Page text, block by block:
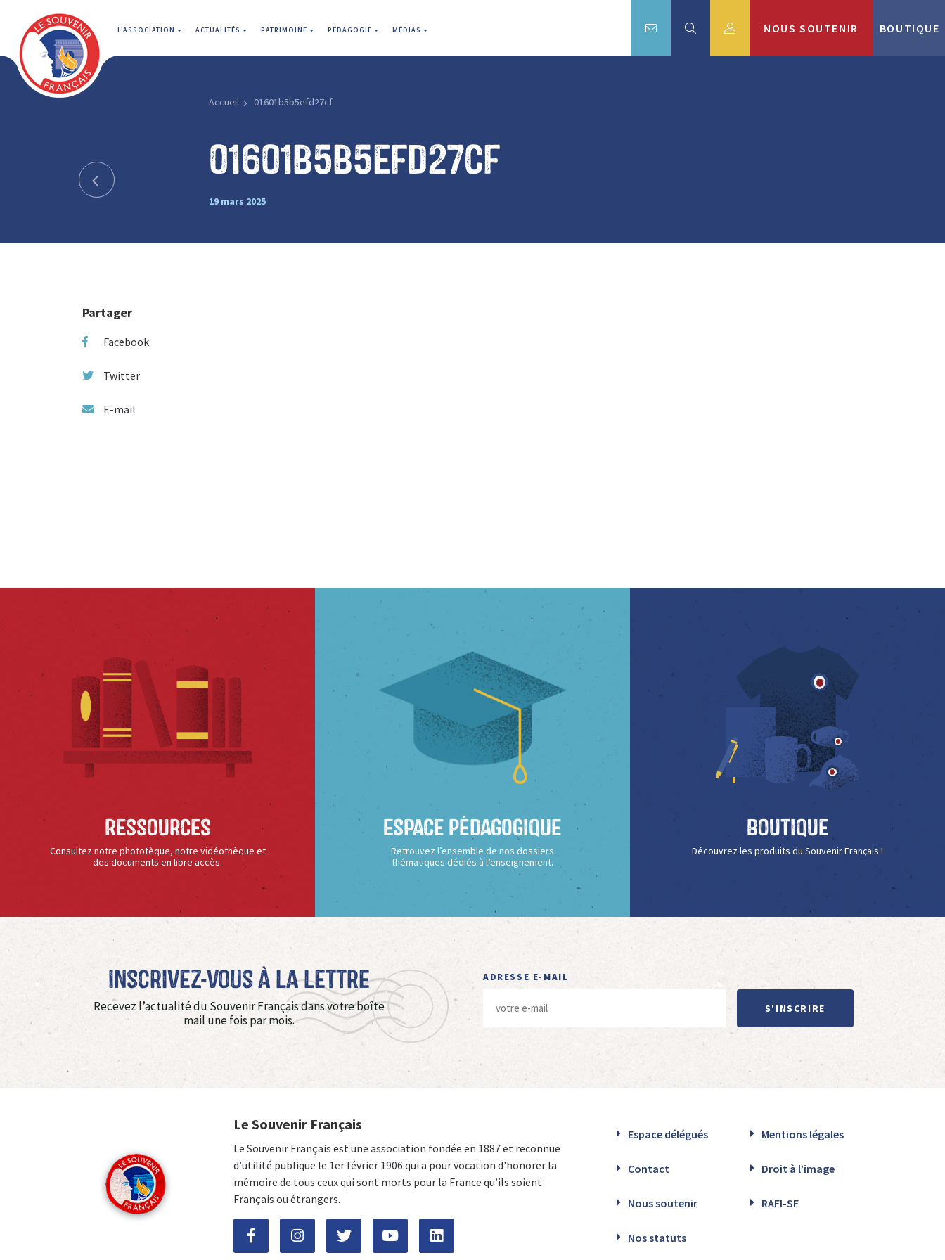
L'ASSOCIATION ACTUALITÉS PATRIMOINE PÉDAGOGIE MÉDIAS NOUS SOUTENIR BOUTIQUE
Accueil 01601b5b5efd27cf
01601b5b5efd27cf
19 mars 2025
Partager
Facebook
Twitter
E-mail
Ressources
Consultez notre phototèque, notre vidéothèque et
des documents en libre accès.
Espace Pédagogique
Retrouvez l’ensemble de nos dossiers
thématiques dédiés à l’enseignement.
Boutique
Découvrez les produits du Souvenir Français !
Inscrivez-vous à La Lettre
Recevez l’actualité du Souvenir Français dans votre boîte
mail une fois par mois.
ADRESSE E-MAIL
S'INSCRIRE
Le Souvenir Français
Le Souvenir Français est une association fondée en 1887 et reconnue
d’utilité publique le 1er février 1906 qui a pour vocation d'honorer la
mémoire de tous ceux qui sont morts pour la France qu’ils soient
Français ou étrangers.
Espace délégués Mentions légales
Contact Droit à l’image
Nous soutenir RAFI-SF
Nos statuts